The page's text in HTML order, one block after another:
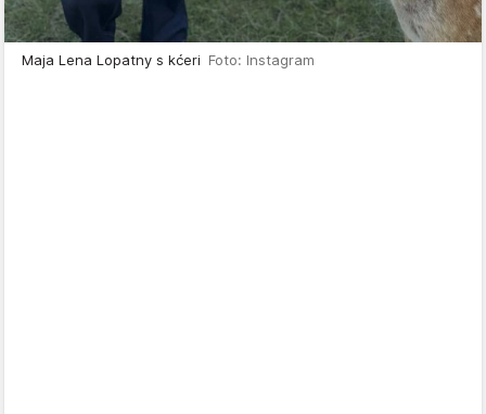
Maja Lena Lopatny s kćeri Foto: Instagram